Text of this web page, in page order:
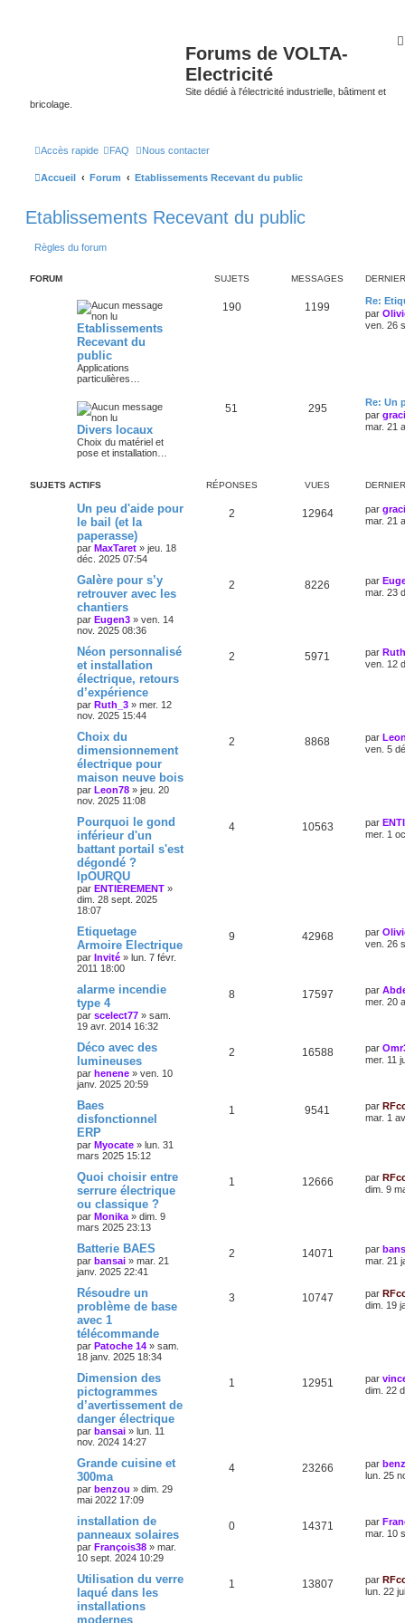
Forums de VOLTA-
Electricité
Site dédié à l'électricité industrielle, bâtiment et
bricolage.
Accès rapide FAQ Nous contacter
Accueil Forum Etablissements Recevant du public
Etablissements Recevant du public
Règles du forum
FORUM SUJETS MESSAGES
Etablissements
Recevant du
public
Applications
particulières…
190 1199
Re:
par
ven. 26
Divers locaux
Choix du matériel et
pose et installation…
51 295
Re: Un
par
mar. 21
SUJETS ACTIFS RÉPONSES VUES
Un peu d'aide pour
le bail (et la
paperasse)
par MaxTaret » jeu. 18
déc. 2025 07:54
2 12964 par
mar. 21
Galère pour s’y
retrouver avec les
chantiers
par Eugen3 » ven. 14
nov. 2025 08:36
2 8226 par
mar. 23
Néon personnalisé
et installation
électrique, retours
d’expérience
par Ruth_3 » mer. 12
nov. 2025 15:44
2 5971 par
ven. 12
Choix du
dimensionnement
électrique pour
maison neuve bois
par Leon78 » jeu. 20
nov. 2025 11:08
2 8868 par
ven. 5
Pourquoi le gond
inférieur d'un
battant portail s'est
dégondé ?
lpOURQU
par ENTIEREMENT »
dim. 28 sept. 2025
18:07
4 10563 par
mer. 1
Etiquetage
Armoire Electrique
par Invité » lun. 7 févr.
2011 18:00
9 42968 par
ven. 26
alarme incendie
type 4
par scelect77 » sam.
19 avr. 2014 16:32
8 17597 par
mer. 20
Déco avec des
lumineuses
par henene » ven. 10
janv. 2025 20:59
2 16588 par
mer. 11
Baes
disfonctionnel
ERP
par Myocate » lun. 31
mars 2025 15:12
1 9541 par
mar. 1
Quoi choisir entre
serrure électrique
ou classique ?
par Monika » dim. 9
mars 2025 23:13
1 12666 par
dim. 9
Batterie BAES
par bansai » mar. 21
janv. 2025 22:41
2 14071 par
mar. 21
Résoudre un
problème de base
avec 1
télécommande
par Patoche 14 » sam.
18 janv. 2025 18:34
3 10747 par
dim. 19
Dimension des
pictogrammes
d’avertissement de
danger électrique
par bansai » lun. 11
nov. 2024 14:27
1 12951 par
dim. 22
Grande cuisine et
300ma
par benzou » dim. 29
mai 2022 17:09
4 23266 par
lun. 25
installation de
panneaux solaires
par François38 » mar.
10 sept. 2024 10:29
0 14371 par
mar. 10
Utilisation du verre
laqué dans les
installations
modernes
1 13807 par
lun. 22